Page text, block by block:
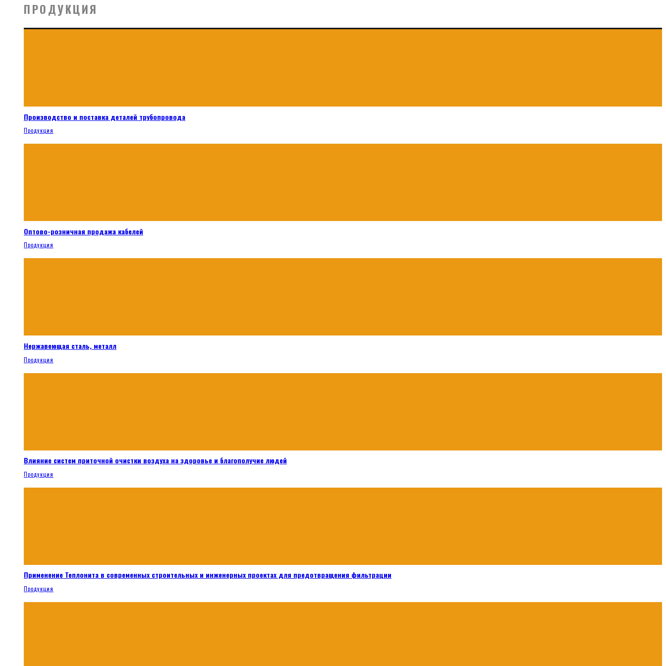
ПРОДУКЦИЯ
Производство и поставка деталей трубопровода
Продукция
Оптово-розничная продажа кабелей
Продукция
Нержавеющая сталь, металл
Продукция
Влияние систем приточной очистки воздуха на здоровье и благополучие людей
Продукция
Применение Теплонита в современных строительных и инженерных проектах для предотвращения фильтрации
Продукция